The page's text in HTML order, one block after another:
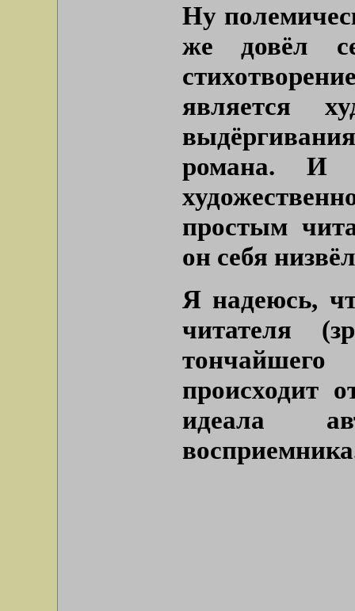
Ну
же довёл
является
романа. И
простым
он себя
Я надеюсь,
читателя
происходит
идеала